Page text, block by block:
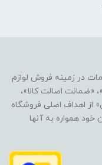
در زمینه فروش لوازم
«ضمانت اصالت کالا»،
از اهداف اصلی فروشگاه
همواره به آنها